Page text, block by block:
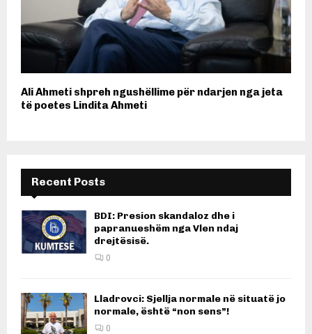
Ali Ahmeti shpreh ngushëllime për ndarjen nga jeta
të poetes Lindita Ahmeti
Recent Posts
BDI: Presion skandaloz dhe i
papranueshëm nga Vlen ndaj
drejtësisë.
0
Lladrovci: Sjellja normale në situatë jo
normale, është “non sens”!
0